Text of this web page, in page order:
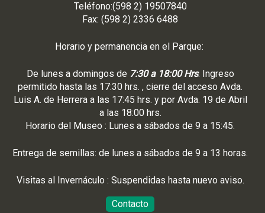
Teléfono:(598 2) 19507840
Fax: (598 2) 2336 6488
Horario y permanencia en el Parque:
De lunes a domingos de 7:30 a 18:00 Hrs. Ingreso
permitido hasta las 17:30 hrs. , cierre del acceso Avda.
Luis A. de Herrera a las 17:45 hrs. y por Avda. 19 de Abril
a las 18:00 hrs.
Horario del Museo : Lunes a sábados de 9 a 15:45.
Entrega de semillas: de lunes a sábados de 9 a 13 horas.
Visitas al Invernáculo : Suspendidas hasta nuevo aviso.
Contacto